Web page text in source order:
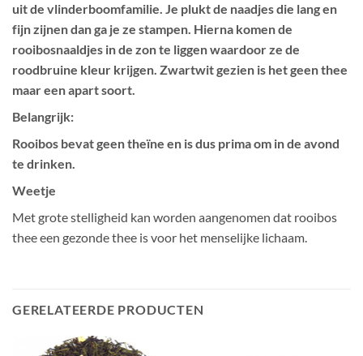
uit de vlinderboomfamilie. Je plukt de naadjes die lang en
fijn zijnen dan ga je ze stampen. Hierna komen de
rooibosnaaldjes in de zon te liggen waardoor ze de
roodbruine kleur krijgen. Zwartwit gezien is het geen thee
maar een apart soort.
Belangrijk:
Rooibos bevat geen theïne en is dus prima om in de avond
te drinken.
Weetje
Met grote stelligheid kan worden aangenomen dat rooibos
thee een gezonde thee is voor het menselijke lichaam.
GERELATEERDE PRODUCTEN